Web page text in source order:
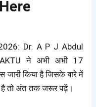
Dr. A P J Abdul
ने अभी अभी 17
किया है जिसके बारे में
है तो अंत तक जरूर पढ़ें।